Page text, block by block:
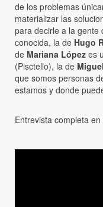
de los problemas
materializar las
para decirle a la gente
conocida, la de Hugo
de Mariana López es
(Pisctello), la de Miguel
que somos personas
estamos y donde
Entrevista completa en